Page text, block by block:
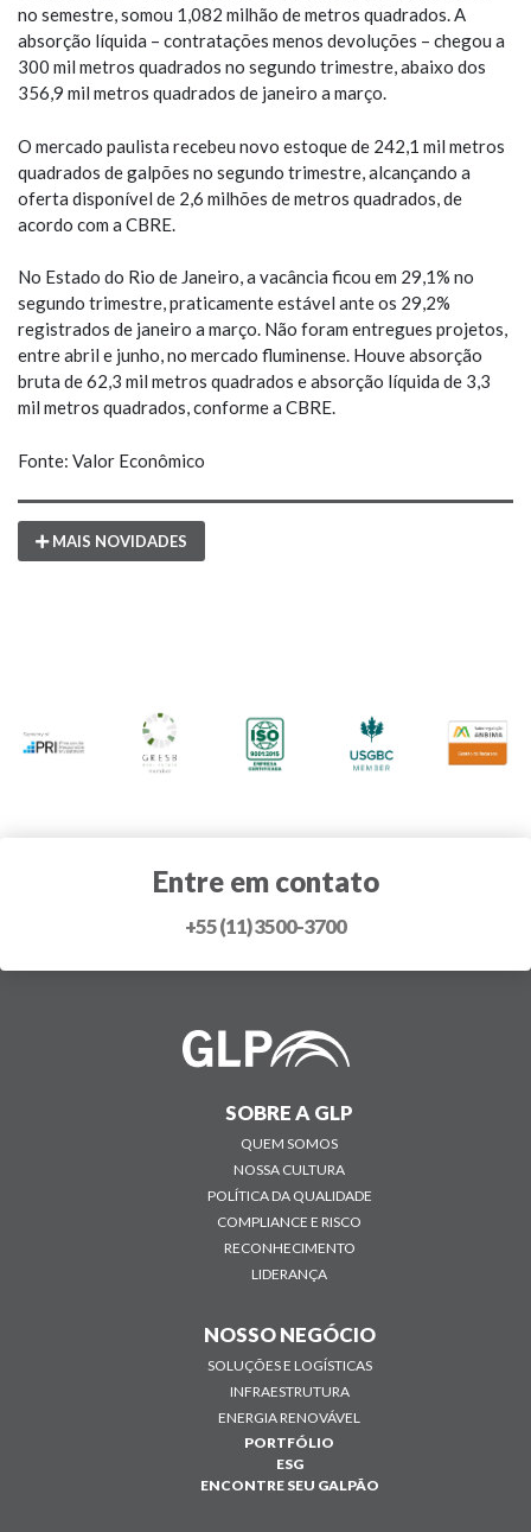
no semestre, somou 1,082 milhão de metros quadrados. A
absorção líquida – contratações menos devoluções – chegou a
300 mil metros quadrados no segundo trimestre, abaixo dos
356,9 mil metros quadrados de janeiro a março.
O mercado paulista recebeu novo estoque de 242,1 mil metros
quadrados de galpões no segundo trimestre, alcançando a
oferta disponível de 2,6 milhões de metros quadrados, de
acordo com a CBRE.
No Estado do Rio de Janeiro, a vacância ficou em 29,1% no
segundo trimestre, praticamente estável ante os 29,2%
registrados de janeiro a março. Não foram entregues projetos,
entre abril e junho, no mercado fluminense. Houve absorção
bruta de 62,3 mil metros quadrados e absorção líquida de 3,3
mil metros quadrados, conforme a CBRE.
Fonte: Valor Econômico
MAIS NOVIDADES
Entre em contato
+55 (11) 3500-3700
SOBRE A GLP
QUEM SOMOS
NOSSA CULTURA
POLÍTICA DA QUALIDADE
COMPLIANCE E RISCO
RECONHECIMENTO
LIDERANÇA
NOSSO NEGÓCIO
SOLUÇÕES E LOGÍSTICAS
INFRAESTRUTURA
ENERGIA RENOVÁVEL
PORTFÓLIO
ESG
ENCONTRE SEU GALPÃO